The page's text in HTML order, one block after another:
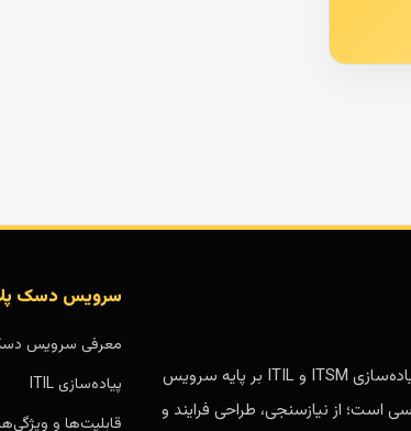
مدانت مجری پیاده‌سازی ITSM و ITIL بر پایه سرویس
است؛ از نیازسنجی، طراحی فرایند و
سرویس دسک
معرفی سرویس
پیاده‌سازی ITIL
قابلیت‌ها و